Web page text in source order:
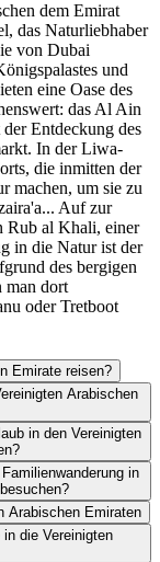
dem Emirat
das Naturliebhaber
von Dubai
und
eine Oase des
das Al Ain
Entdeckung des
In der Liwa-
die inmitten der
machen, um sie zu
Auf zur
Rub al Khali, einer
in die Natur ist der
des bergigen
man dort
oder Tretboot
Emirate reisen?
Arabischen
in den Vereinigten
in
Arabischen Emiraten
die Vereinigten